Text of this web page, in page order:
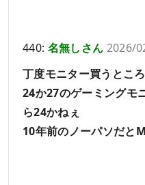
440: 名無しさん 2026/
丁度モニター買うとこ
24か27のゲーミングモ
ら24かねぇ
10年前のノーパソだと